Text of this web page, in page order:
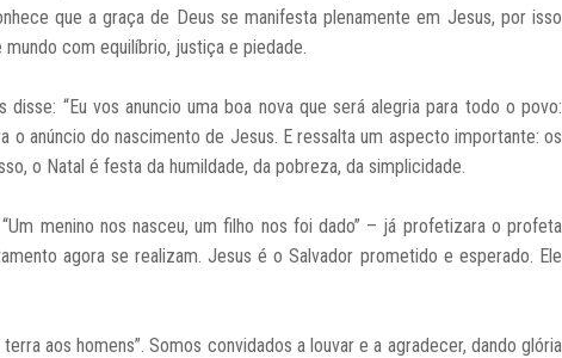
que a graça de Deus se manifesta plenamente em Jesus, por isso
com equilíbrio, justiça e piedade.
“Eu vos anuncio uma boa nova que será alegria para todo o povo:
o anúncio do nascimento de Jesus. E ressalta um aspecto importante: os
o Natal é festa da humildade, da pobreza, da simplicidade.
menino nos nasceu, um filho nos foi dado” – já profetizara o profeta
agora se realizam. Jesus é o Salvador prometido e esperado. Ele
aos homens”. Somos convidados a louvar e a agradecer, dando glória